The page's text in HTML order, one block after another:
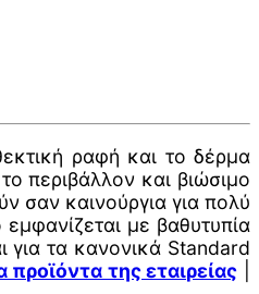
ραφή και το δέρμα
περιβάλλον και βιώσιμο
σαν καινούργια για πολύ
με βαθυτυπία
για τα κανονικά Standard
προϊόντα της εταιρείας